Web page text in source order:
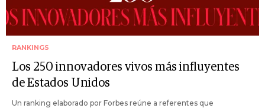
RANKINGS
Los 250 innovadores vivos más influyentes
de Estados Unidos
Un ranking elaborado por Forbes reúne a referentes que